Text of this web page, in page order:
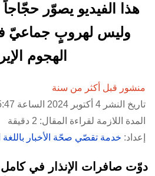
هذا الفيديو يصوّر حجّاجاً
وليس لهروبٍ جماعيّ
الهجوم
منشور قبل أكثر من سنة
تاريخ النشر 4 أكتوبر 2024 الساعة 15:47
المدة اللازمة لقراءة المقال: 2 دقيقة
إعداد: خدمة تقصّي صحّة الأخبار باللغة
دوّت صافرات الإنذار في كامل